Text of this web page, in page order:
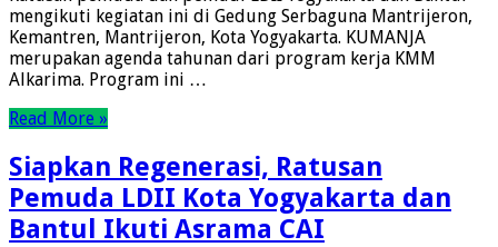
mengikuti kegiatan ini di Gedung Serbaguna Mantrijeron,
Kemantren, Mantrijeron, Kota Yogyakarta. KUMANJA
merupakan agenda tahunan dari program kerja KMM
Alkarima. Program ini …
Read More »
Siapkan Regenerasi, Ratusan
Pemuda LDII Kota Yogyakarta dan
Bantul Ikuti Asrama CAI